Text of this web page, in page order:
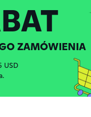
ZAMÓWIENIA
USD